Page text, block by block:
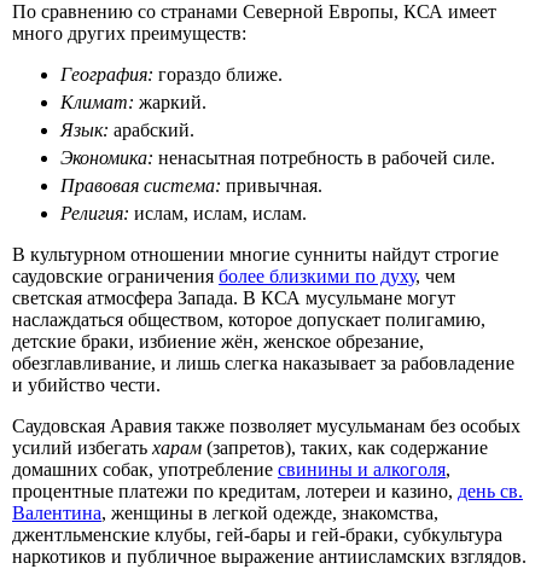
По сравнению со странами Северной Европы, КСА имеет
много других преимуществ:
География: гораздо ближе.
Климат: жаркий.
Язык: арабский.
Экономика: ненасытная потребность в рабочей силе.
Правовая система: привычная.
Религия: ислам, ислам, ислам.
В культурном отношении многие сунниты найдут строгие
саудовские ограничения более близкими по духу, чем
светская атмосфера Запада. В КСА мусульмане могут
наслаждаться обществом, которое допускает полигамию,
детские браки, избиение жён, женское обрезание,
обезглавливание, и лишь слегка наказывает за рабовладение
и убийство чести.
Саудовская Аравия также позволяет мусульманам без особых
усилий избегать харам (запретов), таких, как содержание
домашних собак, употребление свинины и алкоголя,
процентные платежи по кредитам, лотереи и казино, день св.
Валентина, женщины в легкой одежде, знакомства,
джентльменские клубы, гей-бары и гей-браки, субкультура
наркотиков и публичное выражение антиисламских взглядов.